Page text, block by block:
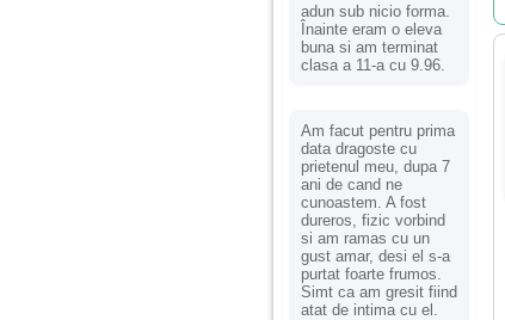
adun sub nicio forma.
Înainte eram o eleva
buna si am terminat
clasa a 11-a cu 9.96.
Am facut pentru prima
data dragoste cu
prietenul meu, dupa 7
ani de cand ne
cunoastem. A fost
dureros, fizic vorbind
si am ramas cu un
gust amar, desi el s-a
purtat foarte frumos.
Simt ca am gresit fiind
atat de intima cu el.